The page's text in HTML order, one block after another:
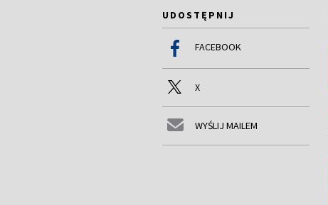
UDOSTĘPNIJ
FACEBOOK
X
WYŚLIJ MAILEM